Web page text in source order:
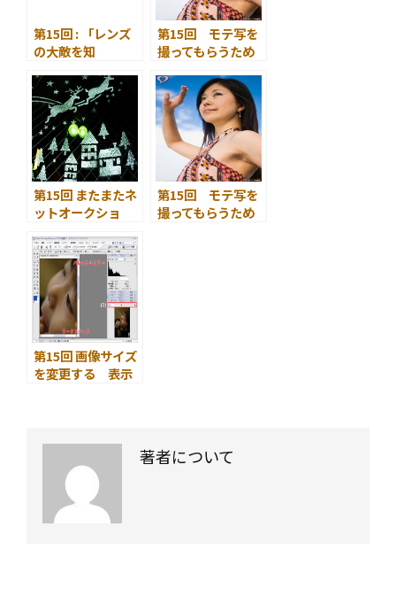
第15回 : 「レンズ
の大敵を知
～
第15回 モテ写を
撮ってもらうため
第15回 またまたネ
ットオークショ
第15回 モテ写を
撮ってもらうため
第15回 画像サイズ
を変更する 表示
著者について